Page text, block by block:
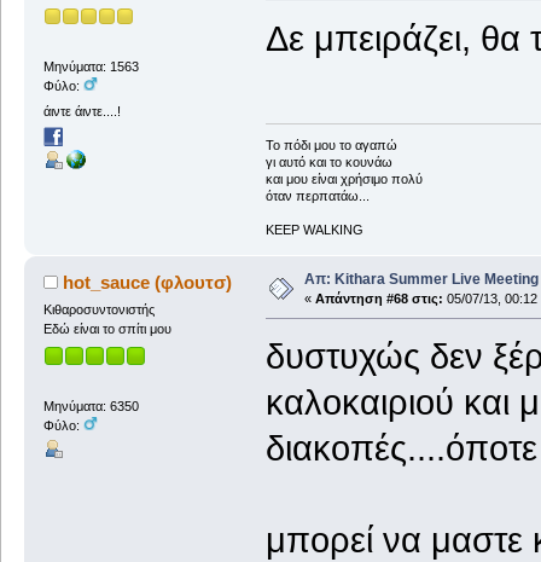
Μηνύματα: 1563
Φύλο:
άιντε άιντε....!
Δε μπειράζει,
To πόδι μου το αγαπώ
γι αυτό και το κουνάω
και μου είναι χρήσιμο πολύ
όταν περπατάω...
KEEP WALKING
hot_sauce (φλουτσ)
Κιθαροσυντονιστής
Εδώ είναι το σπίτι μου
Μηνύματα: 6350
Φύλο:
Απ: Kithara Summer Live Meeting
« Απάντηση #68 στις: 05/07/13, 00:12
δυστυχώς δεν
καλοκαιριού και
μπορεί να μαστε